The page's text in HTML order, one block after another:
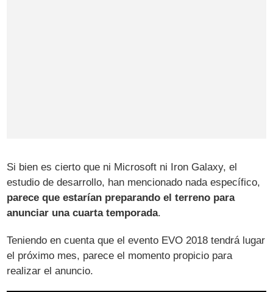
Si bien es cierto que ni Microsoft ni Iron Galaxy, el
estudio de desarrollo, han mencionado nada específico,
parece que estarían preparando el terreno para
anunciar una cuarta temporada.
Teniendo en cuenta que el evento EVO 2018 tendrá lugar
el próximo mes, parece el momento propicio para
realizar el anuncio.